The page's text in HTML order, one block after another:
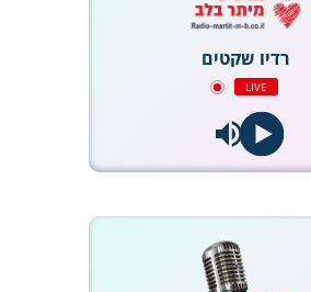
רדיו שקטים
LIVE